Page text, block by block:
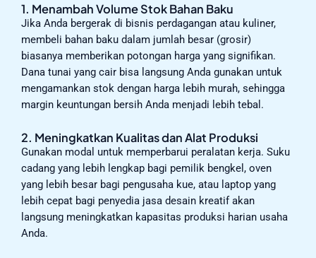
1. Menambah Volume Stok Bahan Baku
Jika Anda bergerak di bisnis perdagangan atau kuliner,
membeli bahan baku dalam jumlah besar (grosir)
biasanya memberikan potongan harga yang signifikan.
Dana tunai yang cair bisa langsung Anda gunakan untuk
mengamankan stok dengan harga lebih murah, sehingga
margin keuntungan bersih Anda menjadi lebih tebal.
2. Meningkatkan Kualitas dan Alat Produksi
Gunakan modal untuk memperbarui peralatan kerja. Suku
cadang yang lebih lengkap bagi pemilik bengkel, oven
yang lebih besar bagi pengusaha kue, atau laptop yang
lebih cepat bagi penyedia jasa desain kreatif akan
langsung meningkatkan kapasitas produksi harian usaha
Anda.